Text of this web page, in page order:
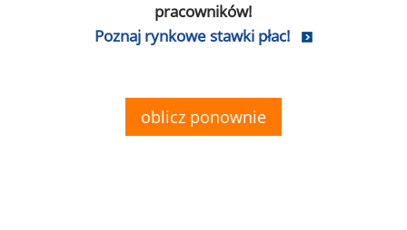
pracowników!
Poznaj rynkowe stawki płac!
oblicz ponownie